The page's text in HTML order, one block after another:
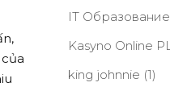
IT Образование
Kasyno Online
king johnnie (1)